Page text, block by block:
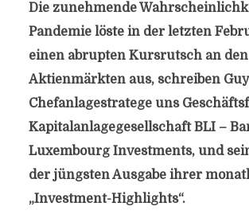
Die zunehmende
Pandemie löste in der letzten
einen abrupten Kursrutsch an den
Aktienmärkten aus, schreiben
Chefanlagestratege uns
Kapitalanlagegesellschaft BLI –
Luxembourg Investments, und
der jüngsten Ausgabe ihrer
„Investment-Highlights“.